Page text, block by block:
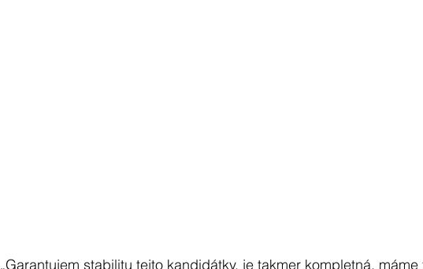
„Garantujem stabilitu tejto kandidátky, je takmer kompletná,